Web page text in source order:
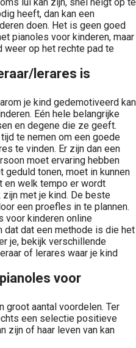
heeft, dan kan een
doen. Het is geen goed
pianoles voor kinderen, maar
op het rechte pad te
lerares is
je kind gedemotiveerd kan
Eén hele belangrijke
en degene die ze geeft.
te nemen om een goede
te vinden. Er zijn dan een
moet ervaring hebben
geduld tonen, moet in kunnen
en welk tempo er wordt
met je kind. De beste
een proefles in te plannen.
voor kinderen online
dat dat een methode is die het
je, bekijk verschillende
of lerares waar je kind
voor
groot aantal voordelen. Ter
een selectie positieve
zijn of haar leven van kan